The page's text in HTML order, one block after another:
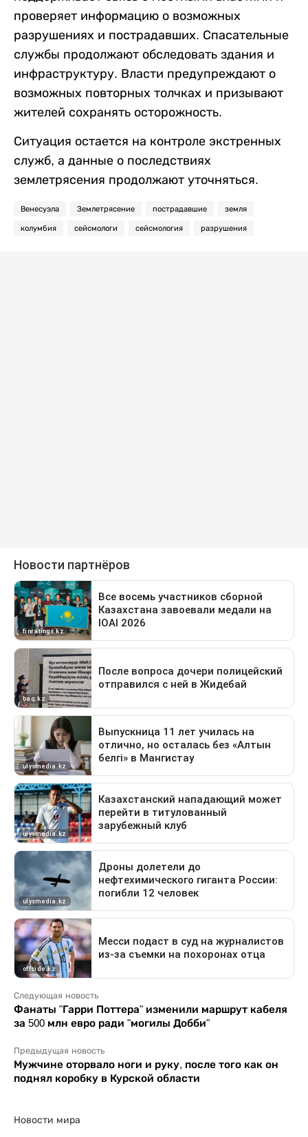
проверяет информацию о возможных
разрушениях и пострадавших. Спасательные
службы продолжают обследовать здания и
инфраструктуру. Власти предупреждают о
возможных повторных толчках и призывают
жителей сохранять осторожность.
Ситуация остается на контроле экстренных
служб, а данные о последствиях
землетрясения продолжают уточняться.
Венесуэла Землетрясение пострадавшие земля
колумбия сейсмологи сейсмология разрушения
Следующая новость
Фанаты "Гарри Поттера" изменили маршрут кабеля
за 500 млн евро ради "могилы Добби"
Предыдущая новость
Мужчине оторвало ноги и руку, после того как он
поднял коробку в Курской области
Новости мира